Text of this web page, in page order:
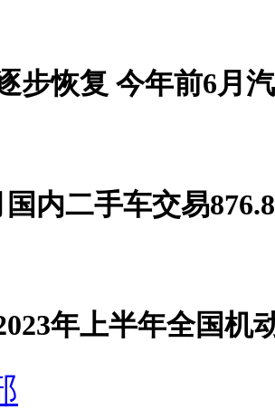
步恢复 今年前6月
内二手车交易
年上半年全国机